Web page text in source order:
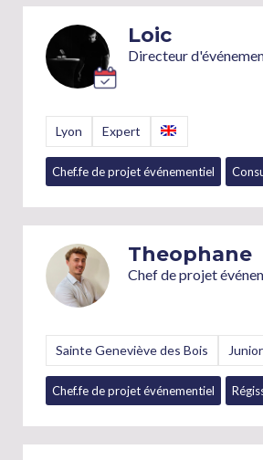
Loic
Lyon Expert
Chef.fe de projet événementiel
Theophane
Sainte Geneviève des Bois Junior
Chef.fe de projet événementiel